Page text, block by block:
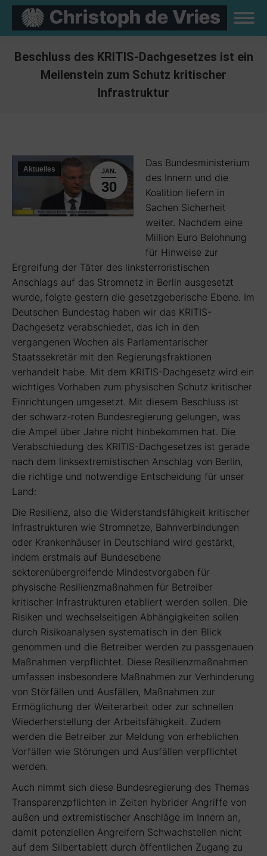
Beschluss des KRITIS-Dachgesetzes ist ein
Meilenstein zum Schutz kritischer
Infrastruktur
JAN.
30
Aktuelles
Das Bundesministerium
des Innern und die
Koalition liefern in
Sachen Sicherheit
weiter. Nachdem eine
Million Euro Belohnung
für Hinweise zur
Ergreifung der Täter des linksterroristischen
Anschlags auf das Stromnetz in Berlin ausgesetzt
wurde, folgte gestern die gesetzgeberische Ebene. Im
Deutschen Bundestag haben wir das KRITIS-
Dachgesetz verabschiedet, das ich in den
vergangenen Wochen als Parlamentarischer
Staatssekretär mit den Regierungsfraktionen
verhandelt habe. Mit dem KRITIS-Dachgesetz wird ein
wichtiges Vorhaben zum physischen Schutz kritischer
Einrichtungen umgesetzt. Mit diesem Beschluss ist
der schwarz-roten Bundesregierung gelungen, was
die Ampel über Jahre nicht hinbekommen hat. Die
Verabschiedung des KRITIS-Dachgesetzes ist gerade
nach dem linksextremistischen Anschlag von Berlin,
die richtige und notwendige Entscheidung für unser
Land:
Die Resilienz, also die Widerstandsfähigkeit kritischer
Infrastrukturen wie Stromnetze, Bahnverbindungen
oder Krankenhäuser in Deutschland wird gestärkt,
indem erstmals auf Bundesebene
sektorenübergreifende Mindestvorgaben für
physische Resilienzmaßnahmen für Betreiber
kritischer Infrastrukturen etabliert werden sollen. Die
Risiken und wechselseitigen Abhängigkeiten sollen
durch Risikoanalysen systematisch in den Blick
genommen und die Betreiber werden zu passgenauen
Maßnahmen verpflichtet. Diese Resilienzmaßnahmen
umfassen insbesondere Maßnahmen zur Verhinderung
von Störfällen und Ausfällen, Maßnahmen zur
Ermöglichung der Weiterarbeit oder zur schnellen
Wiederherstellung der Arbeitsfähigkeit. Zudem
werden die Betreiber zur Meldung von erheblichen
Vorfällen wie Störungen und Ausfällen verpflichtet
werden.
Auch nimmt sich diese Bundesregierung des Themas
Transparenzpflichten in Zeiten hybrider Angriffe von
außen und extremistischer Anschläge im Innern an,
damit potenziellen Angreifern Schwachstellen nicht
auf dem Silbertablett durch öffentlichen Zugang zu